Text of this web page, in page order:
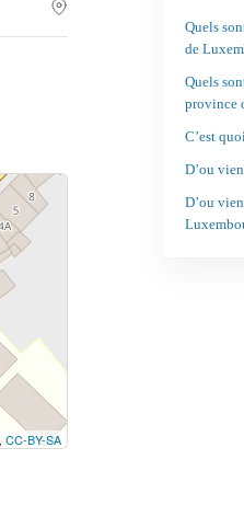
CC-BY-SA
Quels
de
Quels
province
C’est
D’ou
D’ou